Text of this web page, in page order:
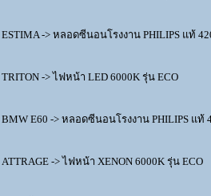
ESTIMA -> หลอดซีนอนโรงงาน PHILIPS แท้
TRITON -> ไฟหน้า LED 6000K รุ่น ECO
BMW E60 -> หลอดซีนอนโรงงาน PHILIPS แท้
ATTRAGE -> ไฟหน้า XENON 6000K รุ่น ECO